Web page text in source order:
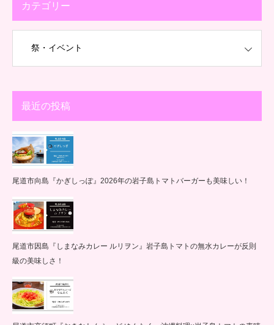
カテゴリー
最近の投稿
尾道市向島『かぎしっぽ』2026年の岩子島トマトバーガーも美味しい！
尾道市因島『しまなみカレー ルリヲン』岩子島トマトの無水カレーが反則
級の美味しさ！